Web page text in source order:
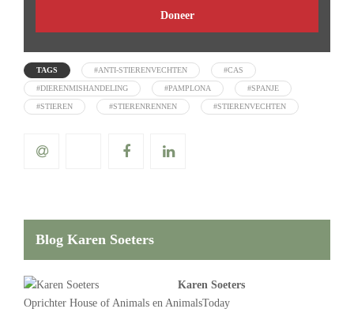
Doneer
TAGS #ANTI-STIERENVECHTEN #CAS
#DIERENMISHANDELING #PAMPLONA #SPANJE
#STIEREN #STIERENRENNEN #STIERENVECHTEN
Blog Karen Soeters
Karen Soeters
Oprichter House of Animals en AnimalsToday